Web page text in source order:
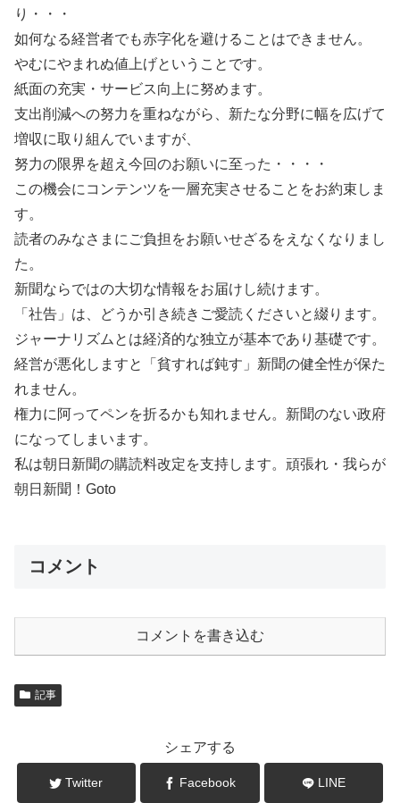
り・・・
如何なる経営者でも赤字化を避けることはできません。
やむにやまれぬ値上げということです。
紙面の充実・サービス向上に努めます。
支出削減への努力を重ねながら、新たな分野に幅を広げて
増収に取り組んでいますが、
努力の限界を超え今回のお願いに至った・・・・
この機会にコンテンツを一層充実させることをお約束しま
す。
読者のみなさまにご負担をお願いせざるをえなくなりまし
た。
新聞ならではの大切な情報をお届けし続けます。
「社告」は、どうか引き続きご愛読くださいと綴ります。
ジャーナリズムとは経済的な独立が基本であり基礎です。
経営が悪化しますと「貧すれば鈍す」新聞の健全性が保た
れません。
権力に阿ってペンを折るかも知れません。新聞のない政府
になってしまいます。
私は朝日新聞の購読料改定を支持します。頑張れ・我らが
朝日新聞！Goto
コメント
コメントを書き込む
記事
シェアする
Twitter Facebook LINE